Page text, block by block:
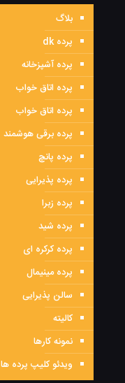
بلاگ
پرده dk
پرده آشپزخانه
پرده اتاق خواب
پرده اتاق خواب
پرده برقی هوشمند
پرده پانچ
پرده پذیرایی
پرده زبرا
پرده شید
پرده کرکره ای
پرده مینیمال
سالن پذیرایی
کالیته
نمونه کارها
ویدئو کلیپ پرده ها